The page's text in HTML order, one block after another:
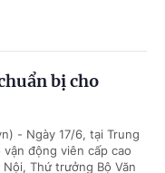
bị cho
- Ngày 17/6, tại Trung
động viên cấp cao
Thứ trưởng Bộ Văn